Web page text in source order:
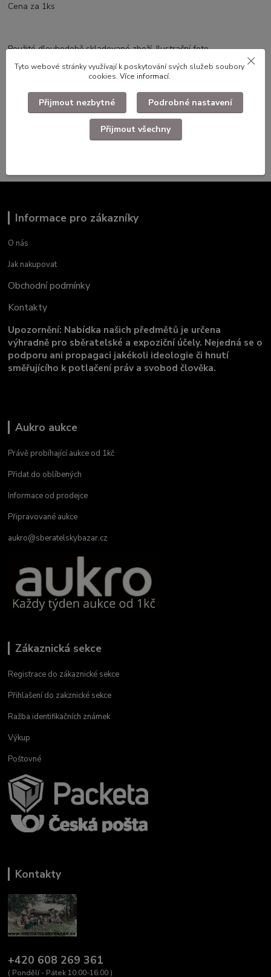
Cena za 1ks
Použité dlouhodobě skladované zboží. Ilustrační foto.
Zboží zařazeno v kategoriích
Faleristika, odznaky, nášivky
Odznaky ČSLA, LM, SNB, Svazarm
Informace pro zákazníky
O nás
Jak nakupovat
Obchodní podmínky
Kontakty
Upozornění: Nabídka našich předmětů je určena
výhradně pro sběratelské a expoziční účely. Nejedná se o
podporu ani propagaci jakékoli ideologie či hnutí
směřujícího k potlačení práv a svobod člověka.
Aukro aukce
Právě probíhající aukce od 1kč
Přidat do oblíbených
Informace od prodejce
Připravované aukce
aukro@sberatelskybazar.cz
Zákaznická sekce
Registrace do zákaznické sekce
Přihlašení do zakznické sekce
Ražba identifikačních známek
Výkup
Poštovné
Kontakty
+420 608 269 361
( Pondělí - Pátek 10:00-16:00 )
Tyto webové stránky využívají k poskytování svých služeb soubory
cookies. Více informací.
Přijmout nezbytné Podrobné nastavení
Přijmout všechny